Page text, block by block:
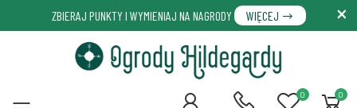
ZBIERAJ PUNKTY I WYMIENIAJ NA NAGRODY WIĘCEJ
0 0